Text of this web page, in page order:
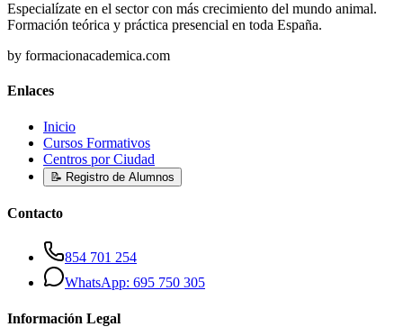
Especialízate en el sector con más crecimiento del mundo animal.
Formación teórica y práctica presencial en toda España.
by formacionacademica.com
Enlaces
Inicio
Cursos Formativos
Centros por Ciudad
📝 Registro de Alumnos
Contacto
854 701 254
WhatsApp: 695 750 305
Información Legal